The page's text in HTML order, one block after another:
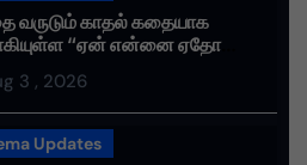
வருடும் காதல் கதையாக
“ஏன் என்னை ஏதோ
– டீசர் வெளியானது !
3 , 2026
Updates